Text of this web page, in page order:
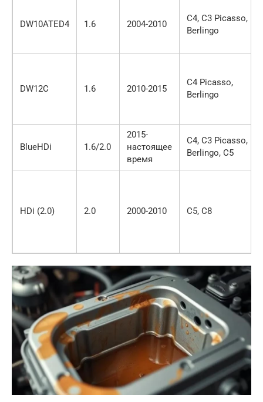
DW10ATED4 1.6 2004-2010
C4, C3 Picasso,
Berlingo
DW12C 1.6 2010-2015
C4 Picasso,
Berlingo
BlueHDi 1.6/2.0
2015-
настоящее
время
C4, C3 Picasso,
Berlingo, C5
HDi (2.0) 2.0 2000-2010 C5, C8